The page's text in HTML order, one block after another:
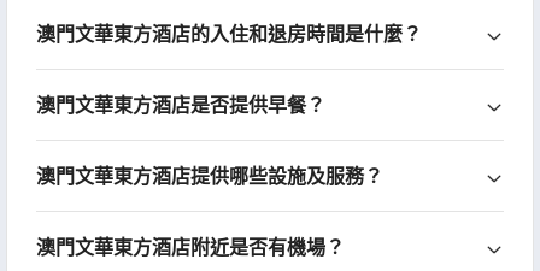
澳門文華東方酒店的入住和退房時間是什麼？
澳門文華東方酒店是否提供早餐？
澳門文華東方酒店提供哪些設施及服務？
澳門文華東方酒店附近是否有機場？